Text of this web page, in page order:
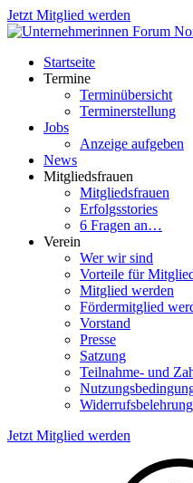
Jetzt Mitglied werden
Startseite
Termine
Terminübersicht
Terminerstellung
Jobs
Anzeige aufgeben
News
Mitgliedsfrauen
Mitgliedsfrauen
Erfolgsstories
6 Fragen an…
Verein
Wer wir sind
Vorteile für
Mitglied werden
Fördermitglied
Vorstand
Presse
Satzung
Teilnahme- und
Widerrufsbelehrung
Jetzt Mitglied werden